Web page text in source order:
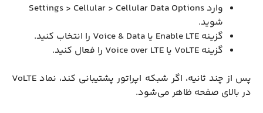
وارد Settings > Cellular > Cellular Data Options
شوید.
گزینه Enable LTE یا Voice & Data را انتخاب کنید.
گزینه VoLTE یا Voice over LTE را فعال کنید.
پس از چند ثانیه، اگر شبکه اپراتور پشتیبانی کند، نماد VoLTE
در بالای صفحه ظاهر می‌شود.